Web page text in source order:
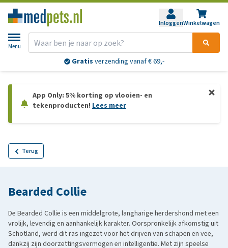
InloggenWinkelwagen
Menu
Gratis verzending vanaf € 69,-
App Only: 5% korting op vlooien- en
tekenproducten! Lees meer
Terug
Bearded Collie
De Bearded Collie is een middelgrote, langharige herdershond met een
vrolijk, levendig en aanhankelijk karakter. Oorspronkelijk afkomstig uit
Schotland, werd dit ras ingezet voor het drijven van schapen en vee,
dankzij zijn doorzettingsvermogen en intelligentie. Met zijn speelse